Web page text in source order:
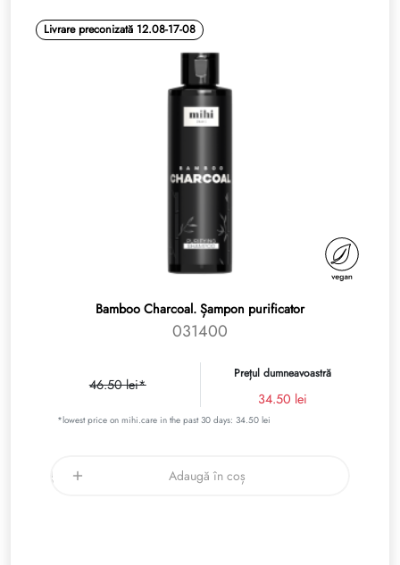
Livrare preconizată 12.08-17-08
Bamboo Charcoal. Șampon purificator
031400
46.50 lei*
Prețul dumneavoastră
34.50 lei
*lowest price on mihi.care in the past 30 days: 34.50 lei
Adaugă în coș